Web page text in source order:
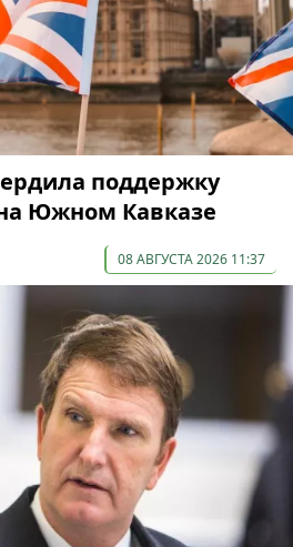
поддержку
Южном Кавказе
08 АВГУСТА 2026 11:37